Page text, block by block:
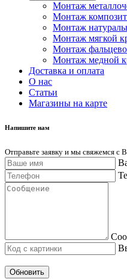
Монтаж
Монтаж
Монтаж
Монтаж мягкой
Монтаж
Монтаж медной
Доставка и оплата
О нас
Cтатьи
Магазины на карте
Напишите нам
Отправьте заявку и мы свяжемся с
Обновить